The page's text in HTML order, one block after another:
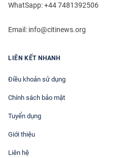
WhatSapp: +44 7481392506
Email: info@citinews.org
LIÊN KẾT NHANH
Điều khoản sử dụng
Chính sách bảo mật
Tuyển dụng
Giới thiệu
Liên hệ